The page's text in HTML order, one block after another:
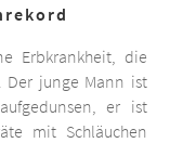
Erbkrankheit, die
Der junge Mann ist
er ist
mit Schläuchen